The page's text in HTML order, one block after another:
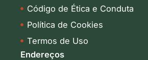
Código de Ética e Conduta
Política de Cookies
Termos de Uso
Endereços